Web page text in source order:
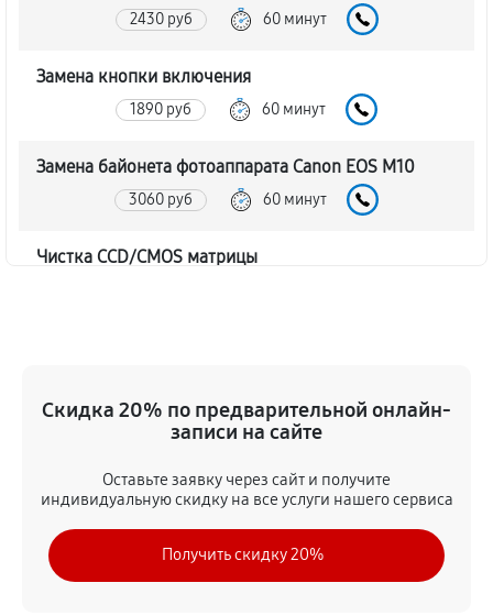
2430 руб 60 минут
Замена кнопки включения
1890 руб 60 минут
Замена байонета фотоаппарата Canon EOS M10
3060 руб 60 минут
Чистка CCD/CMOS матрицы
Замена платы отсека карты памяти
60 минут
Замена материнской платы
2970 руб 60 минут
Скидка 20% по предварительной онлайн-
записи на сайте
Оставьте заявку через сайт и получите
индивидуальную скидку на все услуги нашего сервиса
Получить скидку 20%